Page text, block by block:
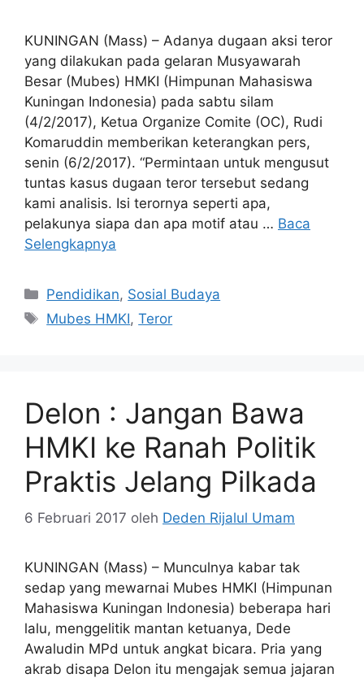
KUNINGAN (Mass) – Adanya dugaan aksi teror
yang dilakukan pada gelaran Musyawarah
Besar (Mubes) HMKI (Himpunan Mahasiswa
Kuningan Indonesia) pada sabtu silam
(4/2/2017), Ketua Organize Comite (OC), Rudi
Komaruddin memberikan keterangkan pers,
senin (6/2/2017). “Permintaan untuk mengusut
tuntas kasus dugaan teror tersebut sedang
kami analisis. Isi terornya seperti apa,
pelakunya siapa dan apa motif atau … Baca
Selengkapnya
Kategori
Pendidikan, Sosial Budaya
Tag
Mubes HMKI,Teror
Delon : Jangan Bawa
HMKI ke Ranah Politik
Praktis Jelang Pilkada
6 Februari 2017 oleh Deden Rijalul Umam
KUNINGAN (Mass) – Munculnya kabar tak
sedap yang mewarnai Mubes HMKI (Himpunan
Mahasiswa Kuningan Indonesia) beberapa hari
lalu, menggelitik mantan ketuanya, Dede
Awaludin MPd untuk angkat bicara. Pria yang
akrab disapa Delon itu mengajak semua jajaran